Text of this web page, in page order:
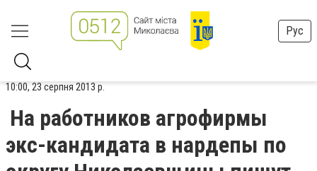
Рус
10:00, 23 серпня 2013 р.
На работников агрофирмы
экс-кандидата в нардепы по